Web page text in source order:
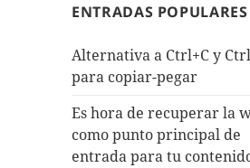
ENTRADAS POPULARES
Alternativa a Ctrl+C y
para copiar-pegar
Es hora de recuperar la
como punto principal de
entrada para tu